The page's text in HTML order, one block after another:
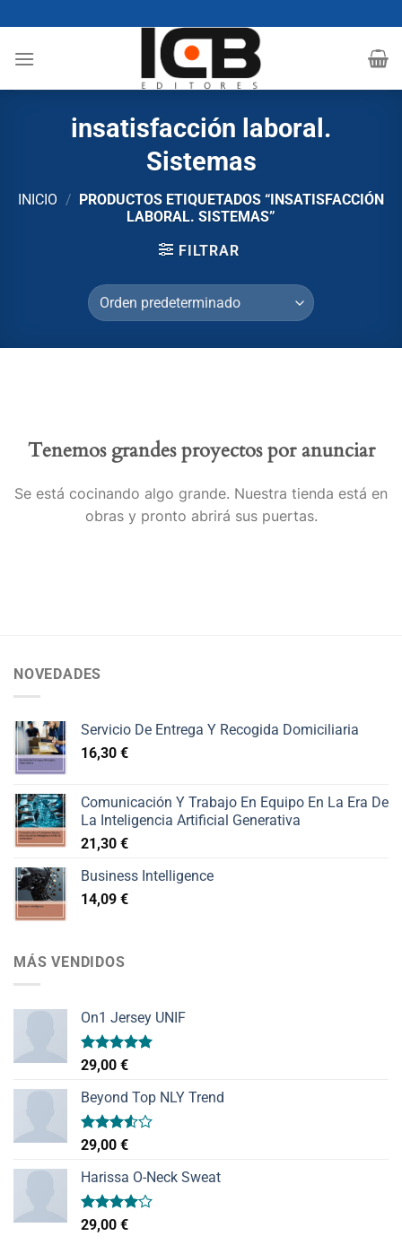
al
contenido
insatisfacción laboral.
Sistemas
INICIO /
PRODUCTOS ETIQUETADOS “INSATISFACCIÓN
LABORAL. SISTEMAS”
FILTRAR
Tenemos grandes proyectos por anunciar
Se está cocinando algo grande. Nuestra tienda está en
obras y pronto abrirá sus puertas.
NOVEDADES
Servicio De Entrega Y Recogida Domiciliaria
16,30 €
Comunicación Y Trabajo En Equipo En La Era De
La Inteligencia Artificial Generativa
21,30 €
Business Intelligence
14,09 €
MÁS VENDIDOS
On1 Jersey UNIF
Valorado
con
de 5
29,00 €
Beyond Top NLY Trend
Valorado
con
3.50de
5
29,00 €
Harissa O-Neck Sweat
Valorado
con
29,00 €